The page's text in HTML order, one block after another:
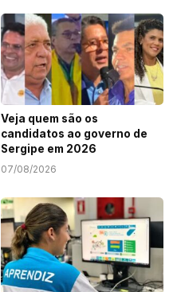
Veja quem são os
candidatos ao governo de
Sergipe em 2026
07/08/2026